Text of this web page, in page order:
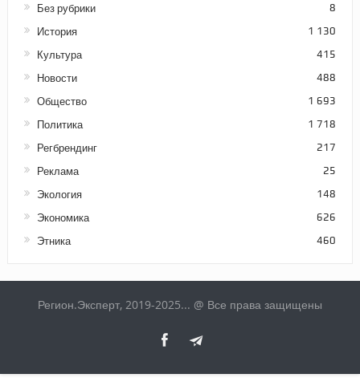
Без рубрики 8
История 1 130
Культура 415
Новости 488
Общество 1 693
Политика 1 718
Регбрендинг 217
Реклама 25
Экология 148
Экономика 626
Этника 460
Регион.Эксперт, 2019-2025... @ Все права защищены